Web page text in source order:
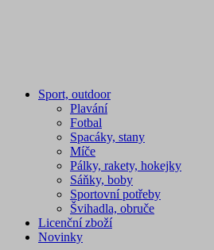
Sport, outdoor
Plavání
Fotbal
Spacáky, stany
Míče
Pálky, rakety, hokejky
Sáňky, boby
Sportovní potřeby
Švihadla, obruče
Licenční zboží
Novinky